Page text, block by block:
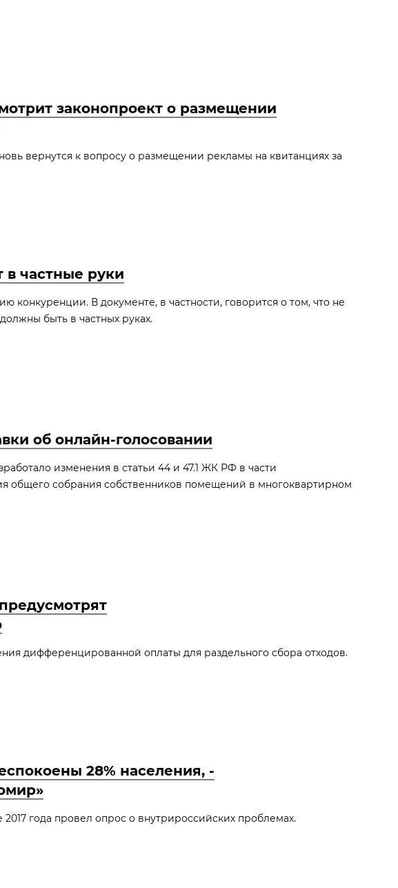
законопроект о размещении
вернутся к вопросу о размещении рекламы на квитанциях за
частные руки
конкуренции. В документе, в частности, говорится о том, что не
быть в частных руках.
об онлайн-голосовании
изменения в статьи 44 и 47.1 ЖК РФ в части
общего собрания собственников помещений в многоквартирном
дифференцированной оплаты для раздельного сбора отходов.
28% населения, -
года провел опрос о внутрироссийских проблемах.